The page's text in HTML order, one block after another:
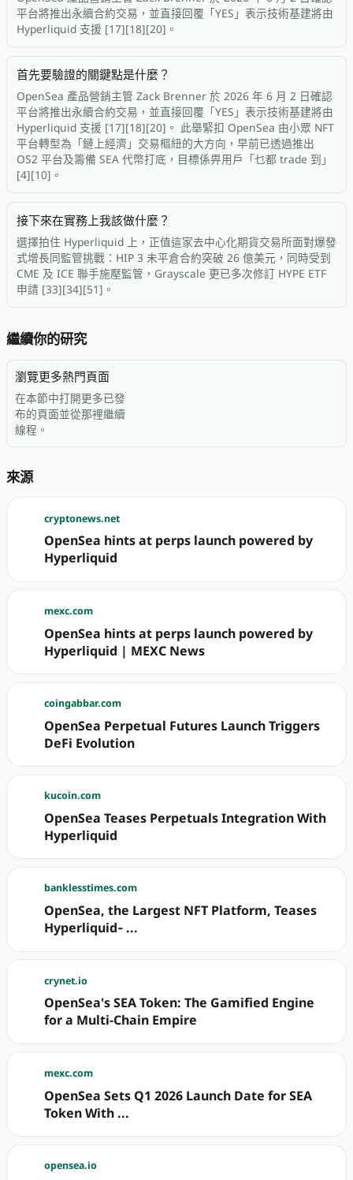
平台將推出永續合約交易，並直接回覆「YES」表示技術基建將由
Hyperliquid 支援 [17][18][20]。
首先要驗證的關鍵點是什麼？
OpenSea 產品營銷主管 Zack Brenner 於 2026 年 6 月 2 日確認
平台將推出永續合約交易，並直接回覆「YES」表示技術基建將由
Hyperliquid 支援 [17][18][20]。 此舉緊扣 OpenSea 由小眾 NFT
平台轉型為「鏈上經濟」交易樞紐的大方向，早前已透過推出
OS2 平台及籌備 SEA 代幣打底，目標係畀用戶「乜都 trade 到」
[4][10]。
接下來在實務上我該做什麼？
選擇拍住 Hyperliquid 上，正值這家去中心化期貨交易所面對爆發
式增長同監管挑戰：HIP 3 未平倉合約突破 26 億美元，同時受到
CME 及 ICE 聯手施壓監管，Grayscale 更已多次修訂 HYPE ETF
申請 [33][34][51]。
繼續你的研究
瀏覽更多熱門頁面
在本節中打開更多已發
布的頁面並從那裡繼續
線程。
來源
cryptonews.net
OpenSea hints at perps launch powered by
Hyperliquid
mexc.com
OpenSea hints at perps launch powered by
Hyperliquid | MEXC News
coingabbar.com
OpenSea Perpetual Futures Launch Triggers
DeFi Evolution
kucoin.com
OpenSea Teases Perpetuals Integration With
Hyperliquid
banklesstimes.com
OpenSea, the Largest NFT Platform, Teases
Hyperliquid‑ ...
crynet.io
OpenSea's SEA Token: The Gamified Engine
for a Multi-Chain Empire
mexc.com
OpenSea Sets Q1 2026 Launch Date for SEA
Token With ...
opensea.io